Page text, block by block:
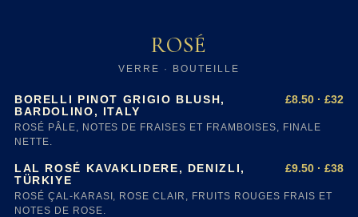
ROSÉ
VERRE · BOUTEILLE
BORELLI PINOT GRIGIO BLUSH,
BARDOLINO, ITALY
£8.50 · £32
ROSÉ PÂLE, NOTES DE FRAISES ET FRAMBOISES, FINALE
NETTE.
LAL ROSÉ KAVAKLIDERE, DENIZLI,
TÜRKIYE
£9.50 · £38
ROSÉ ÇAL-KARASI, ROSE CLAIR, FRUITS ROUGES FRAIS ET
NOTES DE ROSE.